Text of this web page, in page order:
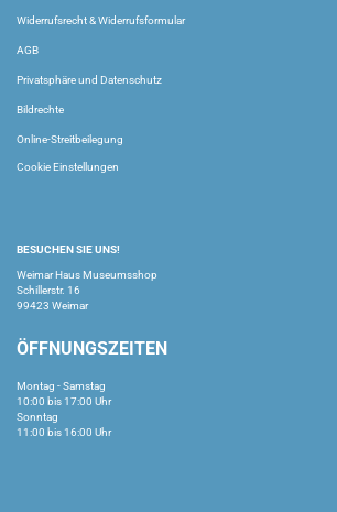
Widerrufsrecht & Widerrufsformular
AGB
Privatsphäre und Datenschutz
Bildrechte
Online-Streitbeilegung
Cookie Einstellungen
BESUCHEN SIE UNS!
Weimar Haus Museumsshop
Schillerstr. 16
99423 Weimar
ÖFFNUNGSZEITEN
Montag - Samstag
10:00 bis 17:00 Uhr
Sonntag
11:00 bis 16:00 Uhr